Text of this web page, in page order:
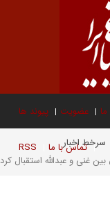
عضویت پیوند ها
تماس با ما RSS
سرخط اخبار
غنی و عبدالله استقبال کرد